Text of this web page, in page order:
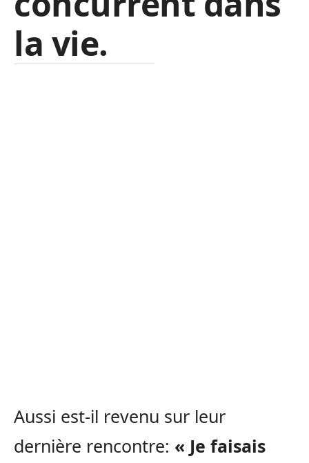
la vie.
Aussi est-il revenu sur leur
dernière rencontre: « Je faisais